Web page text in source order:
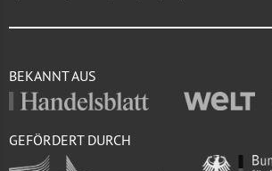
BEKANNT AUS
GEFÖRDERT DURCH